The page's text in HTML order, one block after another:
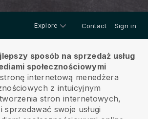
Explore Contact Sign in
sposób na sprzedaż usług
społecznościowymi
internetową menedżera
z intuicyjnym
stron internetowych,
swoje usługi